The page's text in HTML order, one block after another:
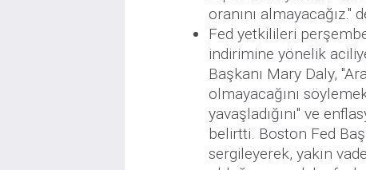
oranını almayacağız."
Fed yetkilileri
indirimine yönelik
Başkanı Mary Daly,
olmayacağını
yavaşladığını" ve
belirtti. Boston Fed
sergileyerek, yakın